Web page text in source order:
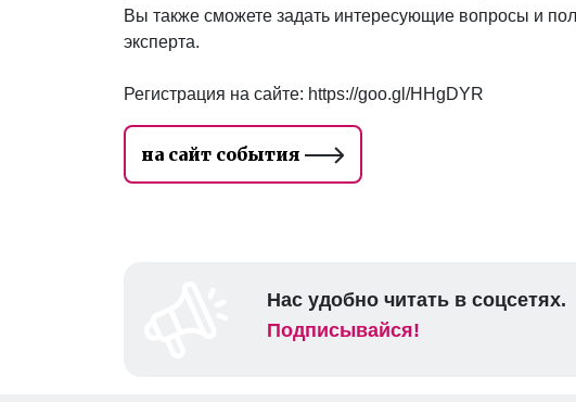
Вы также сможете задать интересующие вопросы и
эксперта.
Регистрация на сайте: https://goo.gl/HHgDYR
на сайт события
Нас удобно читать в соцсетях.
Подписывайся!